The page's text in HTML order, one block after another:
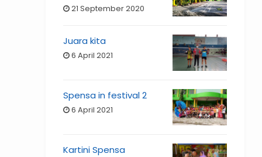
21 September 2020
Juara kita
6 April 2021
Spensa in festival 2
6 April 2021
Kartini Spensa